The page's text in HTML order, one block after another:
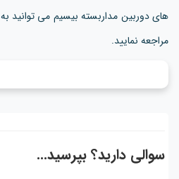
های دوربین مداربسته بیسیم می توانید
مراجعه نمایید.
سوالی دارید؟ بپرسید...